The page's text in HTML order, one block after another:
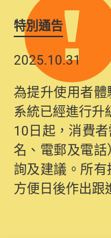
特別通告
2025.10.31
為提升使用者
系統已經進行升
10日起，消費
名、電郵及電
詢及建議。所有
方便日後作出跟